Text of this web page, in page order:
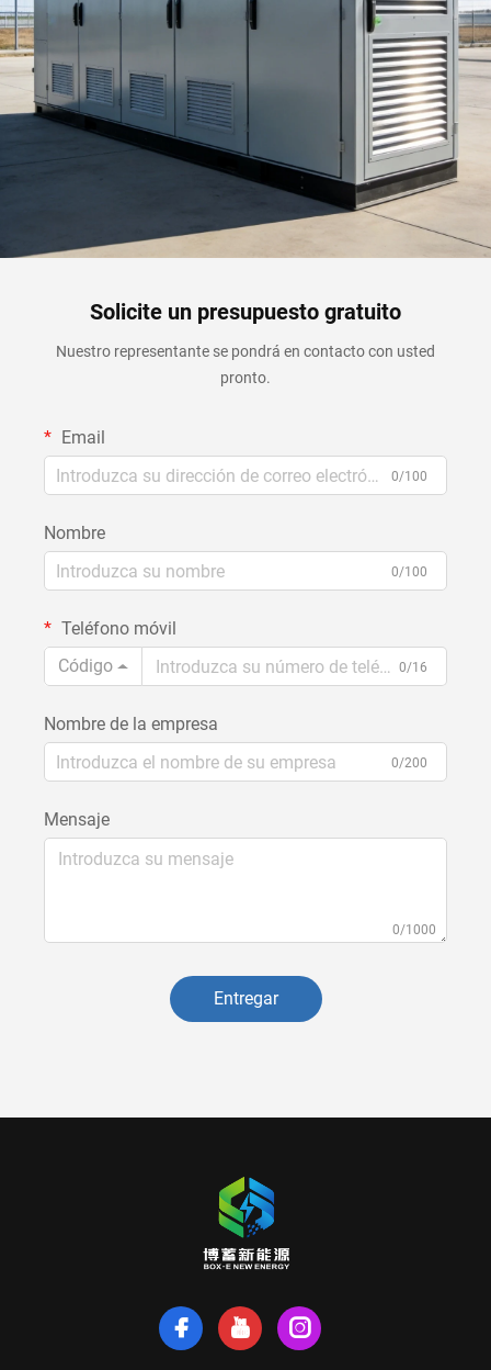
Solicite un presupuesto gratuito
Nuestro representante se pondrá en contacto con usted
pronto.
Email
0/100
Nombre
0/100
Teléfono móvil
Código
0/16
Nombre de la empresa
0/200
Mensaje
0/1000
Entregar